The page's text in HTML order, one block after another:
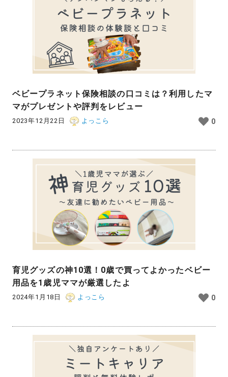
ベビープラネット保険相談の口コミは？利用したマ
マがプレゼントや評判をレビュー
2023年12月22日 よっこら 0
育児グッズの神10選！0歳で買ってよかったベビー
用品を1歳児ママが厳選したよ
2024年1月18日 よっこら 0